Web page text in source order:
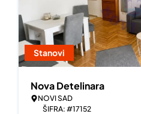
Stanovi
Nova Detelinara
NOVI SAD
ŠIFRA: #17152